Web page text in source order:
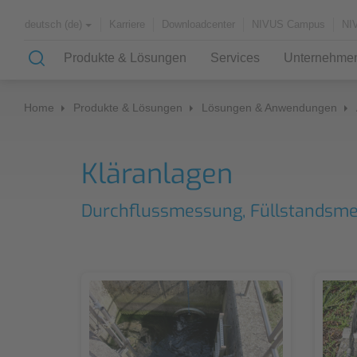
deutsch (de) Karriere Downloadcenter NIVUS Campus
Produkte & Lösungen
Lösungen & Anwendungen
Case Studies
Anwendungsbeispiele
Wasserversorgung
Fließgewässer
Services
Messdienstleistungen (SHM)
Ablauf einer Drosselüberprüfung
Fremdwasserermittlung
Überprüfung einer Drosseleinrichtung
Überprüfung einer
Durchflussmesseinrichtung
Über uns
Partner und Verbände
Geschichte
Home Produkte & Lösungen Lösungen & Anwendungen
Kläranlagen
Durchflussmessung,